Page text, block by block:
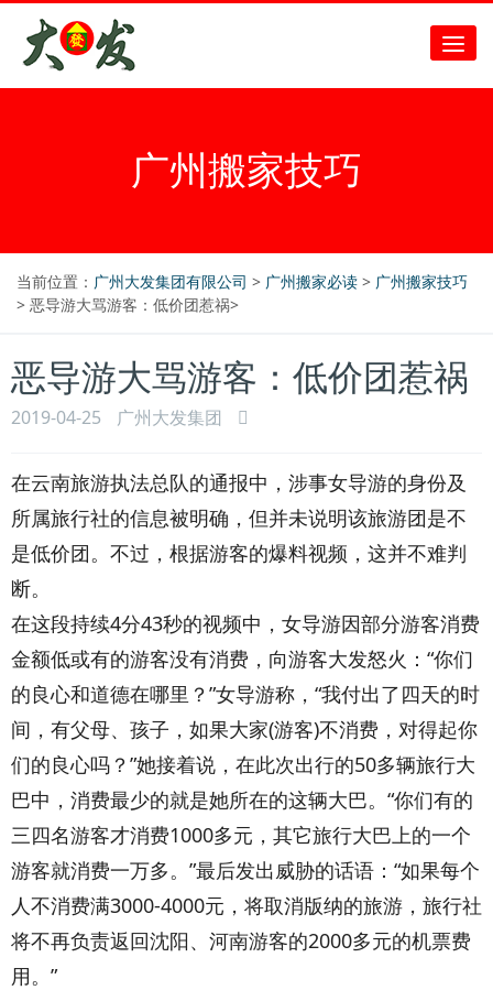
广州搬家技巧
当前位置： 广州大发集团有限公司 > 广州搬家必读 > 广州搬家技巧
> 恶导游大骂游客：低价团惹祸>
恶导游大骂游客：低价团惹祸
2019-04-25 广州大发集团
在云南旅游执法总队的通报中，涉事女导游的身份及
所属旅行社的信息被明确，但并未说明该旅游团是不
是低价团。不过，根据游客的爆料视频，这并不难判
断。
在这段持续4分43秒的视频中，女导游因部分游客消费
金额低或有的游客没有消费，向游客大发怒火：“你们
的良心和道德在哪里？”女导游称，“我付出了四天的时
间，有父母、孩子，如果大家(游客)不消费，对得起你
们的良心吗？”她接着说，在此次出行的50多辆旅行大
巴中，消费最少的就是她所在的这辆大巴。“你们有的
三四名游客才消费1000多元，其它旅行大巴上的一个
游客就消费一万多。”最后发出威胁的话语：“如果每个
人不消费满3000-4000元，将取消版纳的旅游，旅行社
将不再负责返回沈阳、河南游客的2000多元的机票费
用。”